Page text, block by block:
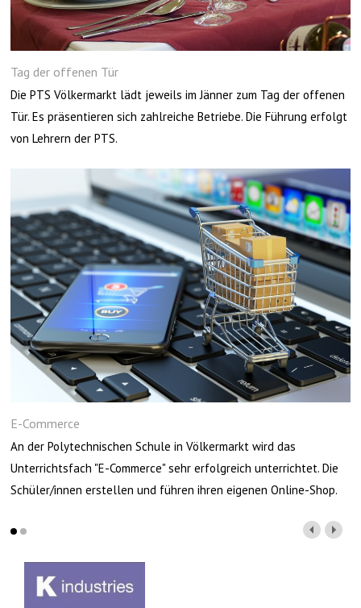
Tag der offenen Tür
Die PTS Völkermarkt lädt jeweils im Jänner zum Tag der offenen
Tür. Es präsentieren sich zahlreiche Betriebe. Die Führung erfolgt
von Lehrern der PTS.
E-Commerce
An der Polytechnischen Schule in Völkermarkt wird das
Unterrichtsfach "E-Commerce" sehr erfolgreich unterrichtet. Die
Schüler/innen erstellen und führen ihren eigenen Online-Shop.